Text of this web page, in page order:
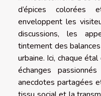
d’épices colorées
enveloppent les
discussions, les
tintement des
urbaine. Ici, chaque
échanges
anecdotes partagées